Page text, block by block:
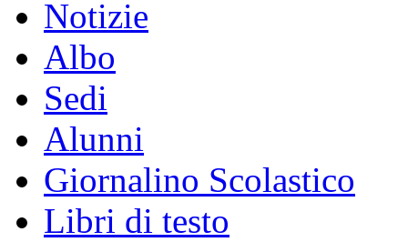
Notizie
Albo
Sedi
Alunni
Giornalino Scolastico
Libri di testo